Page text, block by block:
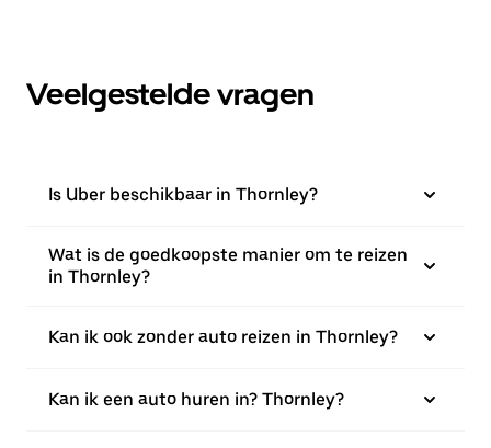
Veelgestelde vragen
Is Uber beschikbaar in Thornley?
Wat is de goedkoopste manier om te reizen
in Thornley?
Kan ik ook zonder auto reizen in Thornley?
Kan ik een auto huren in? Thornley?